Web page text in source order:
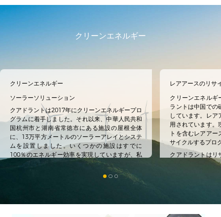
クリーンエネルギー
クリーンエネルギー
ソーラーソリューション
クアドラントは2017年にクリーンエネルギープロ
グラムに着手しました。それ以来、中華人民共和
国杭州市と湖南省常徳市にある施設の屋根全体
に、13万平方メートルのソーラーアレイとシステ
ムを設置しました。いくつかの施設はすでに
100％のエネルギー効率を実現していますが、私
達の目標はカーボンニュートラルを達成すること
レアアースのリサ
クリーンエネルギ
ラントは中国での
しています。レア
用されています。
トを含むレアア
サイクルするプロ
クアドラントはリ
ルギーの効率化